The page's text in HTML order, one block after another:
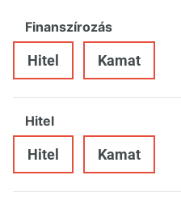
Finanszírozás
Hitel Kamat
Hitel
Hitel Kamat